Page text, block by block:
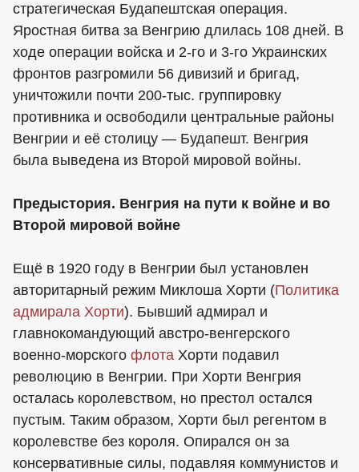
стратегическая Будапештская операция.
Яростная битва за Венгрию длилась 108 дней. В
ходе операции войска и 2-го и 3-го Украинских
фронтов разгромили 56 дивизий и бригад,
уничтожили почти 200-тыс. группировку
противника и освободили центральные районы
Венгрии и её столицу — Будапешт. Венгрия
была выведена из Второй мировой войны.
Предыстория. Венгрия на пути к войне и во
Второй мировой войне
Ещё в 1920 году в Венгрии был установлен
авторитарный режим Миклоша Хорти (Политика
адмирала Хорти). Бывший адмирал и
главнокомандующий австро-венгерского
военно-морского флота Хорти подавил
революцию в Венгрии. При Хорти Венгрия
осталась королевством, но престол остался
пустым. Таким образом, Хорти был регентом в
королевстве без короля. Опирался он за
консервативные силы, подавляя коммунистов и